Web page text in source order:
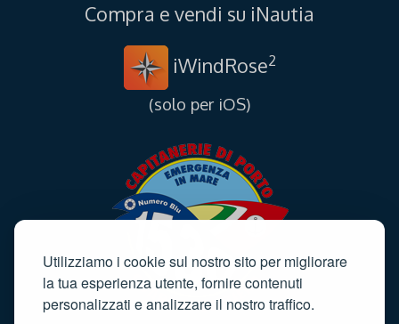
Utilizziamo i cookie sul nostro sito per migliorare
la tua esperienza utente, fornire contenuti
personalizzati e analizzare il nostro traffico.
Compra e vendi su iNautia
iWindRose2
(solo per iOS)